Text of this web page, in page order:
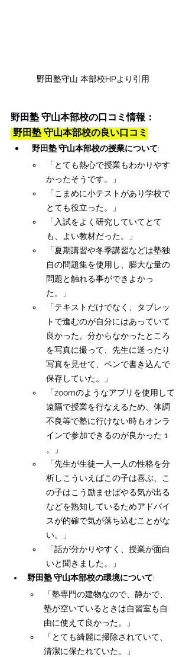
野田塾守山 本部校HPより引用
野田塾 守山本部校の口コミ情報：
野田塾 守山本部校の良い口コミ
野田塾 守山本部校の授業について:
「とても熱心で授業もわかりやす
かったそうです。」
「こまめに小テストがあり学校で
とても役立った。」
「入試をよく研究していてとて
も、よい教材だった。」
「夏期講習や冬季講習などは塾独
自の問題集を使用し、膨大な量の
問題と触れる事ができよかっ
た。」
「テキストだけでなく、タブレッ
トで進むのが自分にはあっていて
良かった。分からなかったところ
を写真に撮って、先生に送ったり
写真を見せて、ペンで書き込んで
保存していた。」
「zoomのようなアプリを使用して
遠隔で授業を行なえるため、体調
不良等で塾に行けない時もオンラ
インで参加できるのが良かった 1
。」
「先生が生徒一人一人の性格を分
析しこういえばこの子は喜ぶ、こ
の子はこう励ませばやる気が出る
などを熟知しているためアドバイ
スが的確で気が落ち込むことがな
い。」
「話が分かりやすく、授業が面白
いと聞きました。」
野田塾 守山本部校の環境について:
「塾専門の建物なので、静かで、
塾が空いているときは自習室も自
由に使えて良かった。」
「とても綺麗に掃除されていて、
清潔に保たれていた。」